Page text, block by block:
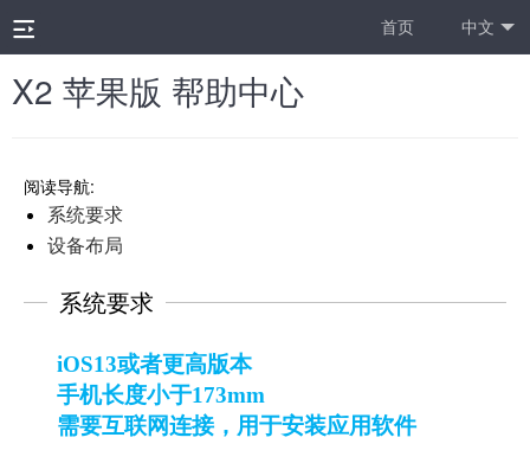
首页 中文
X2 苹果版 帮助中心
阅读导航:
系统要求
设备布局
系统要求
iOS13或者更高版本
手机长度小于173mm
需要互联网连接，用于安装应用软件